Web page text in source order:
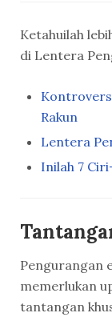
Ketahuilah
di Lentera
Rakun
Lentera
Inilah 7
Pengurangan
memerlukan
tantangan